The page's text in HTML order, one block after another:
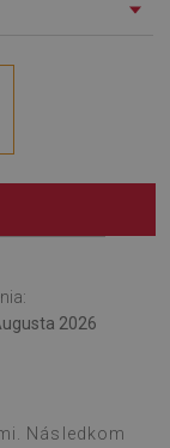
2026
Následkom